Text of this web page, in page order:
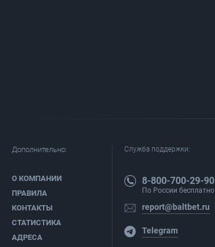
Дополнительно:
О КОМПАНИИ
ПРАВИЛА
КОНТАКТЫ
СТАТИСТИКА
АДРЕСА
Служба поддержки:
8-800-700-29-90
По России бесплатно
report@baltbet.ru
Telegram